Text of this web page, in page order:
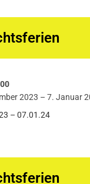
2023 – 7. Januar
– 07.01.24